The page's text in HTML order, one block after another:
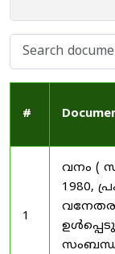
#
1
വനം (
1980,
വനേതര